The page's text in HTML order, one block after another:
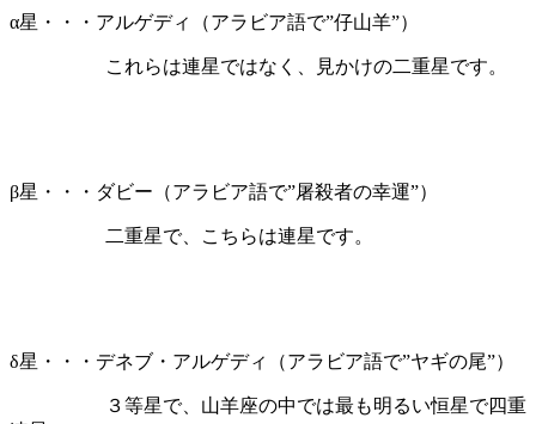
α星・・・アルゲディ（アラビア語で”仔山羊”）
これらは連星ではなく、見かけの二重星です。
β星・・・ダビー（アラビア語で”屠殺者の幸運”）
二重星で、こちらは連星です。
δ星・・・デネブ・アルゲディ（アラビア語で”ヤギの尾”）
３等星で、山羊座の中では最も明るい恒星で四重